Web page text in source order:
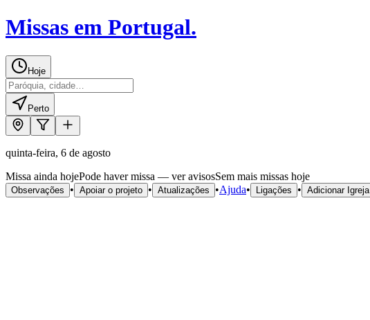
Missas em Portugal.
Hoje
Perto
quinta-feira, 6 de agosto
Missa ainda hojePode haver missa — ver avisosSem mais missas hoje
Observações • Apoiar o projeto • Atualizações •Ajuda• Ligações • Adicionar Igreja